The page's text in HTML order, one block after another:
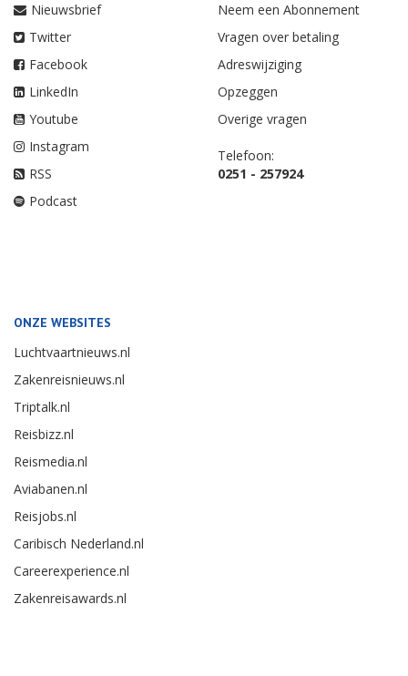
Nieuwsbrief
Twitter
Facebook
LinkedIn
Youtube
Instagram
RSS
Podcast
Neem een Abonnement
Vragen over betaling
Adreswijziging
Opzeggen
Overige vragen
Telefoon:
0251 - 257924
ONZE WEBSITES
Luchtvaartnieuws.nl
Zakenreisnieuws.nl
Triptalk.nl
Reisbizz.nl
Reismedia.nl
Aviabanen.nl
Reisjobs.nl
Caribisch Nederland.nl
Careerexperience.nl
Zakenreisawards.nl